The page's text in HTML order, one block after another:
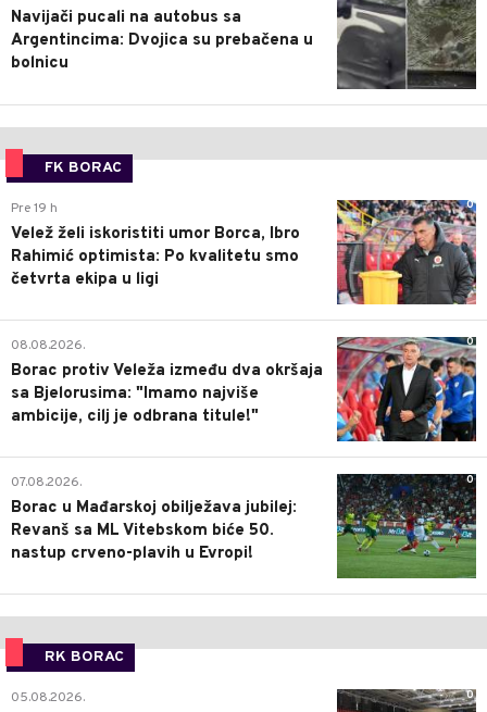
Navijači pucali na autobus sa
Argentincima: Dvojica su prebačena u
bolnicu
FK BORAC
0
Pre 19 h
Velež želi iskoristiti umor Borca, Ibro
Rahimić optimista: Po kvalitetu smo
četvrta ekipa u ligi
0
08.08.2026.
Borac protiv Veleža između dva okršaja
sa Bjelorusima: "Imamo najviše
ambicije, cilj je odbrana titule!"
0
07.08.2026.
Borac u Mađarskoj obilježava jubilej:
Revanš sa ML Vitebskom biće 50.
nastup crveno-plavih u Evropi!
RK BORAC
0
05.08.2026.